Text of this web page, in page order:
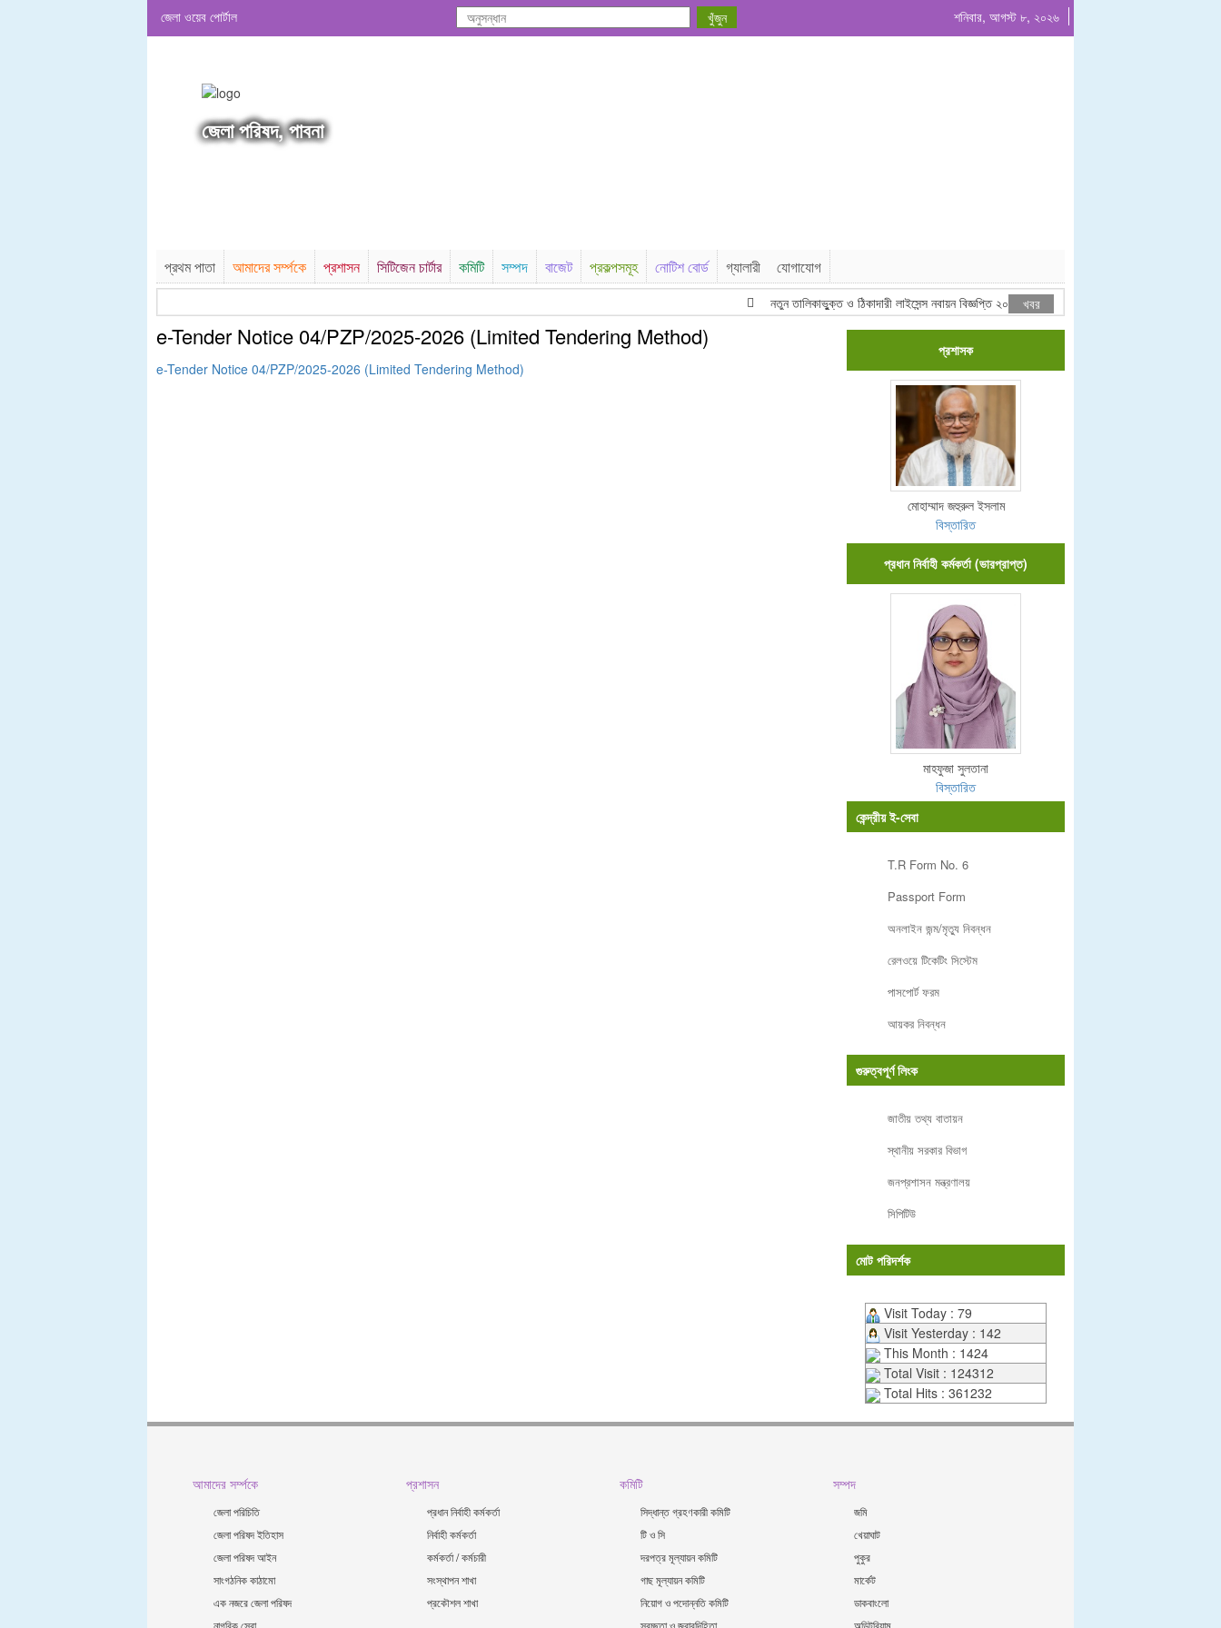
জেলা ওয়েব পোর্টাল শনিবার, আগস্ট ৮, ২০২৬
জেলা পরিষদ, পাবনা
প্রথম পাতা আমাদের সর্ম্পকে প্রশাসন সিটিজেন চার্টার কমিটি সম্পদ বাজেট প্রকল্পসমূহ নোটিশ বোর্ড গ্যালারী যোগাযোগ
নতুন তালিকাভুুক্ত ও ঠিকাদারী লাইসেন্স নবায়ন বিজ্ঞপ্তি ২০২৬ খবর
e-Tender Notice 04/PZP/2025-2026 (Limited Tendering Method)
e-Tender Notice 04/PZP/2025-2026 (Limited Tendering Method)
প্রশাসক
মোহাম্মাদ জহুরুল ইসলাম
বিস্তারিত
প্রধান নির্বাহী কর্মকর্তা (ভারপ্রাপ্ত)
মাহফুজা সুলতানা
বিস্তারিত
কেন্দ্রীয় ই-সেবা
T.R Form No. 6
Passport Form
অনলাইন জন্ম/মৃত্যু নিবন্ধন
রেলওয়ে টিকেটিং সিস্টেম
পাসপোর্ট ফরম
আয়কর নিবন্ধন
গুরুত্বপূর্ণ লিংক
জাতীয় তথ্য বাতায়ন
স্থানীয় সরকার বিভাগ
জনপ্রশাসন মন্ত্রণালয়
সিপিটিউ
মোট পরিদর্শক
Visit Today : 79
Visit Yesterday : 142
This Month : 1424
Total Visit : 124312
Total Hits : 361232
আমাদের সর্ম্পকে
জেলা পরিচিতি
জেলা পরিষদ ইতিহাস
জেলা পরিষদ আইন
সাংগঠনিক কাঠামো
এক নজরে জেলা পরিষদ
প্রশাসন
প্রধান নির্বাহী কর্মকর্তা
নির্বাহী কর্মকর্তা
কর্মকর্তা / কর্মচারী
সংস্থাপন শাখা
প্রকৌশল শাখা
কমিটি
সিদ্ধান্ত গ্রহণকারী কমিটি
টি ও সি
দরপত্র মূল্যায়ন কমিটি
গাছ মূল্যায়ন কমিটি
নিয়োগ ও পদোন্নতি কমিটি
সম্পদ
জমি
খেয়াঘাট
পুকুর
মার্কেট
ডাকবাংলো